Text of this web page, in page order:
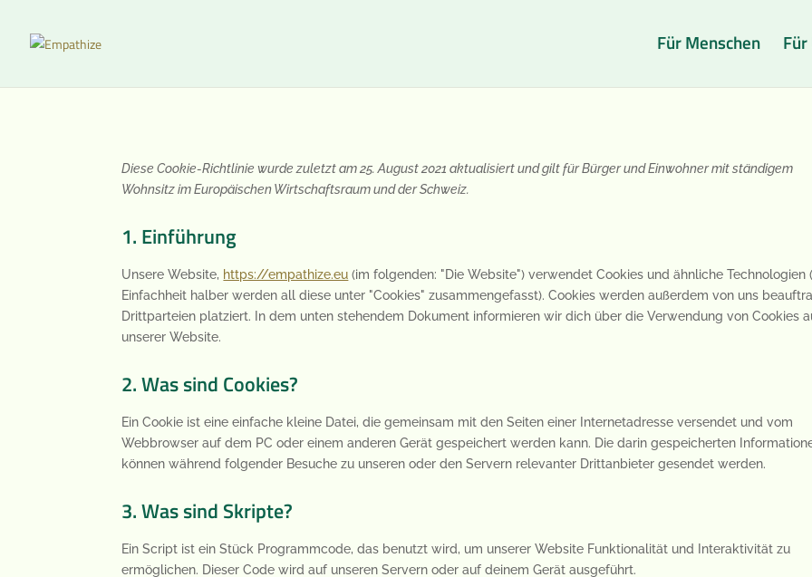
Für Menschen
Diese Cookie-Richtlinie wurde zuletzt am 25. August 2021 aktualisiert und gilt für Bürger und Einwohner mit ständigem
Wohnsitz im Europäischen Wirtschaftsraum und der Schweiz.
1. Einführung
Unsere Website, https://empathize.eu (im folgenden: "Die Website") verwendet Cookies und ähnliche Technologien
Einfachheit halber werden all diese unter "Cookies" zusammengefasst). Cookies werden außerdem von uns
Drittparteien platziert. In dem unten stehendem Dokument informieren wir dich über die Verwendung von Cookies
unserer Website.
2. Was sind Cookies?
Ein Cookie ist eine einfache kleine Datei, die gemeinsam mit den Seiten einer Internetadresse versendet und vom
Webbrowser auf dem PC oder einem anderen Gerät gespeichert werden kann. Die darin gespeicherten
können während folgender Besuche zu unseren oder den Servern relevanter Drittanbieter gesendet werden.
3. Was sind Skripte?
Ein Script ist ein Stück Programmcode, das benutzt wird, um unserer Website Funktionalität und Interaktivität zu
ermöglichen. Dieser Code wird auf unseren Servern oder auf deinem Gerät ausgeführt.